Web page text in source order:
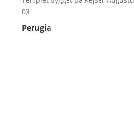
0)!
Perugia